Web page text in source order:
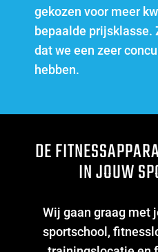
gekozen voor meer
bepaalde prijsklasse.
dat we een zeer
hebben.
DE
IN JOUW
Wij gaan graag met
sportschool,